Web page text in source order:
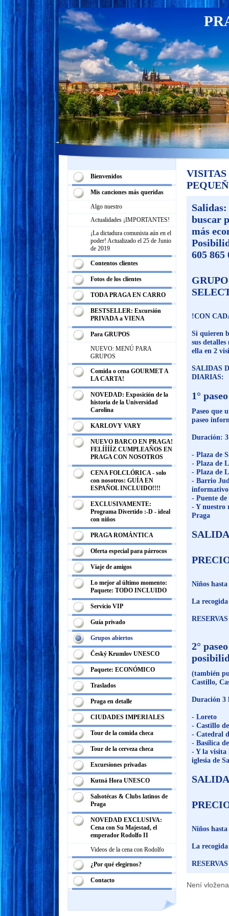
VISITAS
buscar
más
605 865
!CON
Si quieren
sus
ella en 2
SALIDAS
DIARIAS:
1°
Paseo que
paseo
Duración: 3
- Plaza de
- Plaza de
- Plaza de
- Barrio
informativo
- Puente de
- Y nuestro
Praga
Niños
La
2°
(también
Castillo,
Duración 3
- Loreto
- Castillo
- Catedral
- Basílica
- Y la visita
iglesia de
Niños
La
Není
Bienvenidos
Mis canciones más queridas
Algo nuestro
Actualidades ¡IMPORTANTES!
¡La dictadura comunista aún en el
poder! Actualizado el 25 de Junio
de 2019
Contentos clientes
Fotos de los clientes
TODA PRAGA EN CARRO
BESTSELLER: Excursión
PRIVADA a VIENA
Para GRUPOS
NUEVO: MENÚ PARA
GRUPOS
Comida o cena GOURMET A
LA CARTA!
NOVEDAD: Exposición de la
historia de la Universidad
Carolina
KARLOVY VARY
NUEVO BARCO EN PRAGA!
FELÍÍÍÍZ CUMPLEAŇOS EN
PRAGA CON NOSOTROS
CENA FOLCLÓRICA - solo
con nosotros: GUÍA EN
ESPAŇOL INCLUIDO!!!!
EXCLUSIVAMENTE:
Programa Divertido :-D - ideal
con niňos
PRAGA ROMÁNTICA
Oferta especial para párrocos
Viaje de amigos
Lo mejor al último momento:
Paquete: TODO INCLUIDO
Servicio VIP
Guía privado
Grupos abiertos
Český Krumlov UNESCO
Paquete: ECONÓMICO
Traslados
Praga en detalle
CIUDADES IMPERIALES
Tour de la comida checa
Tour de la cerveza checa
Excursiones privadas
Kutná Hora UNESCO
Salsotécas & Clubs latinos de
Praga
NOVEDAD EXCLUSIVA:
Cena con Su Majestad, el
emperador Rodolfo II
Videos de la cena con Rodolfo
¿Por qué elegirnos?
Contacto